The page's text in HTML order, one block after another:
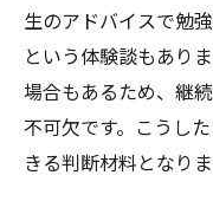
生のアドバイスで勉
という体験談もあり
場合もあるため、継
不可欠です。こうし
きる判断材料となりま